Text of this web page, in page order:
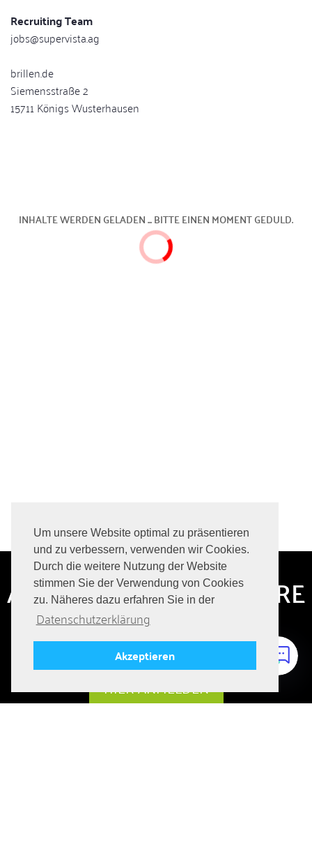
Um unsere Website optimal zu präsentieren
und zu verbessern, verwenden wir Cookies.
Durch die weitere Nutzung der Website
stimmen Sie der Verwendung von Cookies
zu. Näheres dazu erfahren Sie in der
Datenschutzerklärung
Akzeptieren
Recruiting Team
jobs@supervista.ag
brillen.de
Siemensstraße 2
15711 Königs Wusterhausen
INHALTE WERDEN GELADEN ... BITTE EINEN MOMENT GEDULD.
ABONNIERE HIER UNSERE
JOBANGEBOTE
Immer auf dem Laufenden bleiben über aktuelle Jobs!
HIER ANMELDEN